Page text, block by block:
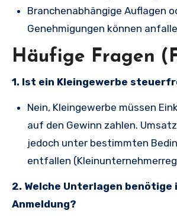
Branchenabhängige Auflagen
Genehmigungen können
Häufige Fragen
1. Ist ein Kleingewerbe
Nein, Kleingewerbe müssen
auf den Gewinn zahlen.
jedoch unter bestimmten
entfallen
2. Welche Unterlagen benötige
Anmeldung?